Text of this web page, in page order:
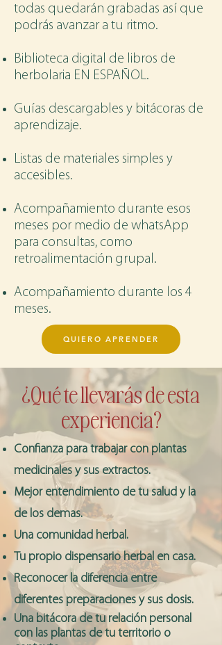
todas quedarán grabadas así que
podrás avanzar a tu ritmo.
Biblioteca digital de libros de
herbolaria EN ESPAÑOL.
Guías descargables y bitácoras de
aprendizaje.
Listas de materiales simples y
accesibles.
Acompañamiento durante esos
meses por medio de whatsApp
para consultas, como
retroalimentación grupal.
Acompañamiento durante los 4
meses.​​
QUIERO APRENDER
¿Qué te llevarás de esta
experiencia?
Confianza para trabajar con plantas
medicinales y sus extractos.
Mejor entendimiento de tu salud y la
de los demas.
Una comunidad herbal.
Tu propio dispensario herbal en casa.
Reconocer la diferencia entre
diferentes preparaciones y sus dosis.
Una bitácorade tu relación personal
con las plantas de tu territorio o